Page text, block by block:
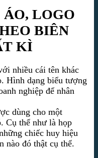
LOGO
BIÊN
KÌ
nhiều cái tên khác
Hình dạng biểu tượng
nghiệp để nhân
dùng cho một
Cụ thể như là họp
chiếc huy hiệu
nào đó thật cụ thể.